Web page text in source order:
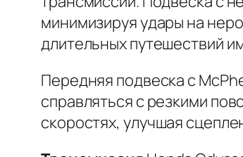
минимизируя удары на
длительных путешествий
Передняя подвеска с
справляться с резкими
скоростях, улучшая